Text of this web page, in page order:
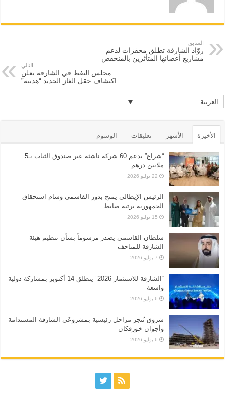
السابق
روّاد الشارقة تطلق محفزات لدعم
مشاريع أعضائها المتأثرين بالمنخفض
التالي
مجلس النفط في الشارقة يعلن
اكتشاف حقل الغاز الجديد “هديبة”
العربية
الأخيرة الأشهر تعليقات الوسوم
“شراع” يدعم 60 شركة ناشئة عبر صندوق الثبات بـ5
ملايين درهم
22 يوليو 2026
الرئيس الإيطالي يمنح بدور القاسمي وسام استحقاق
الجمهورية برتبة ضابط
15 يوليو 2026
سلطان القاسمي يصدر مرسوماً بشأن تنظيم هيئة
الشارقة للمتاحف
7 يوليو 2026
“الشارقة للاستثمار 2026” ينطلق 14 أكتوبر بمشاركة دولية
واسعة
6 يوليو 2026
شروق تُنجز مراحل رئيسية بمشروعَي الشارقة المستدامة
وأجوان خورفكان
6 يوليو 2026